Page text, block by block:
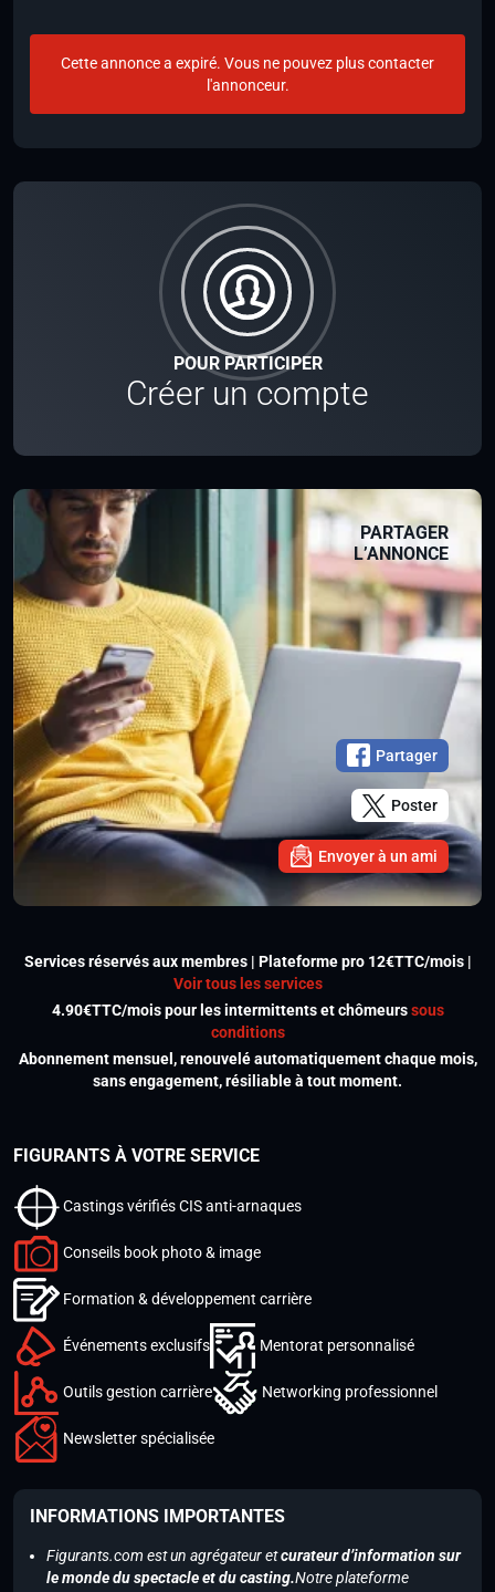
POUR PARTICIPER
Créer un compte
PARTAGER
L’ANNONCE
Partager
Poster
Envoyer à un ami
Cette annonce a expiré. Vous ne pouvez plus contacter
l'annonceur.
Services réservés aux membres | Plateforme pro 12€TTC/mois |
Voir tous les services
4.90€TTC/mois pour les intermittents et chômeurssous
conditions
Abonnement mensuel, renouvelé automatiquement chaque mois,
sans engagement, résiliable à tout moment.
FIGURANTS À VOTRE SERVICE
Castings vérifiés CIS anti-arnaques
Conseils book photo & image
Formation & développement carrière
Événements exclusifs Mentorat personnalisé
Outils gestion carrière Networking professionnel
Newsletter spécialisée
INFORMATIONS IMPORTANTES
Figurants.com est un agrégateur etcurateur d’information sur
le monde du spectacle et du casting.Notre plateforme